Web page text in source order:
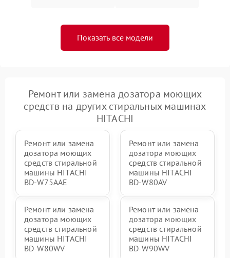
Показать все модели
Ремонт или замена дозатора моющих
средств на других стиральных машинах
HITACHI
Ремонт или замена
дозатора моющих
средств стиральной
машины HITACHI
BD-W75AAE
Ремонт или замена
дозатора моющих
средств стиральной
машины HITACHI
BD-W80AV
Ремонт или замена
дозатора моющих
средств стиральной
машины HITACHI
BD-W80WV
Ремонт или замена
дозатора моющих
средств стиральной
машины HITACHI
BD-W90WV